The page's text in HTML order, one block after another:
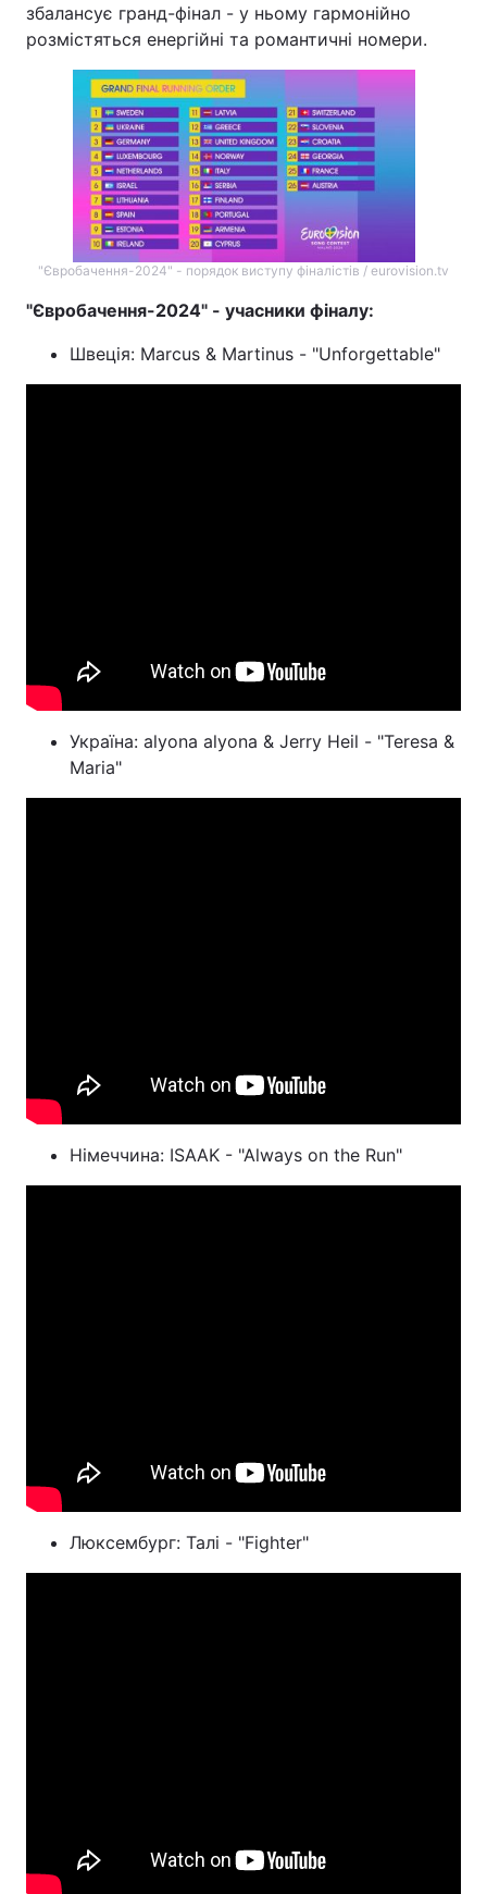
збалансує гранд-фінал - у ньому гармонійно
розмістяться енергійні та романтичні номери.
"Євробачення-2024" - порядок виступу фіналістів / eurovision.tv
"Євробачення-2024" - учасники фіналу:
Швеція: Marcus & Martinus - "Unforgettable"
Україна: alyona alyona & Jerry Heil - "Teresa &
Maria"
Німеччина: ISAAK - "Always on the Run"
Люксембург: Талі - "Fighter"